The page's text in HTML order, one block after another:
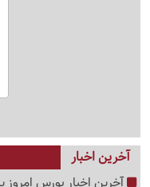
آخرین اخبار